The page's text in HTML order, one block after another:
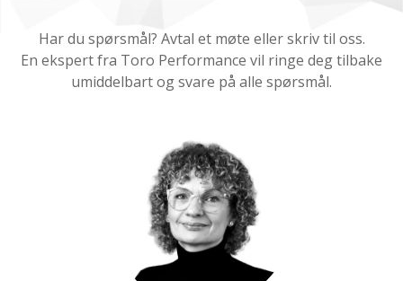
Har du spørsmål? Avtal et møte eller skriv til oss.
En ekspert fra Toro Performance vil ringe deg tilbake
umiddelbart og svare på alle spørsmål.